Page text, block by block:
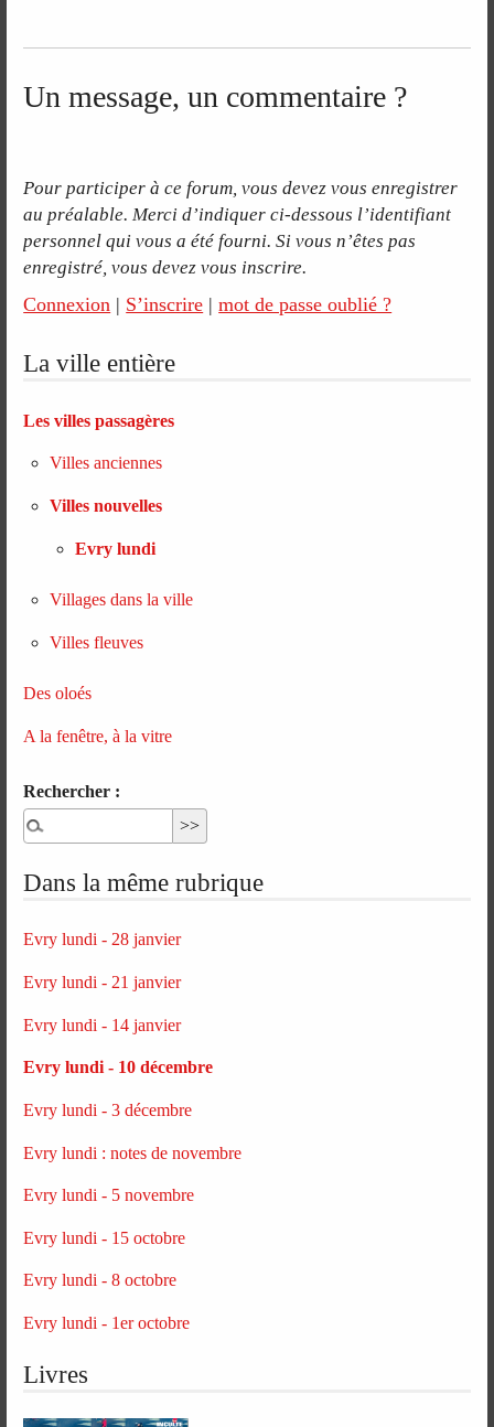
Un message, un commentaire ?
Pour participer à ce forum, vous devez vous enregistrer
au préalable. Merci d’indiquer ci-dessous l’identifiant
personnel qui vous a été fourni. Si vous n’êtes pas
enregistré, vous devez vous inscrire.
Connexion | S’inscrire |mot de passe oublié ?
La ville entière
Les villes passagères
Villes anciennes
Villes nouvelles
Evry lundi
Villages dans la ville
Villes fleuves
Des oloés
A la fenêtre, à la vitre
Rechercher :
Dans la même rubrique
Evry lundi - 28 janvier
Evry lundi - 21 janvier
Evry lundi - 14 janvier
Evry lundi - 10 décembre
Evry lundi - 3 décembre
Evry lundi : notes de novembre
Evry lundi - 5 novembre
Evry lundi - 15 octobre
Evry lundi - 8 octobre
Evry lundi - 1er octobre
Livres